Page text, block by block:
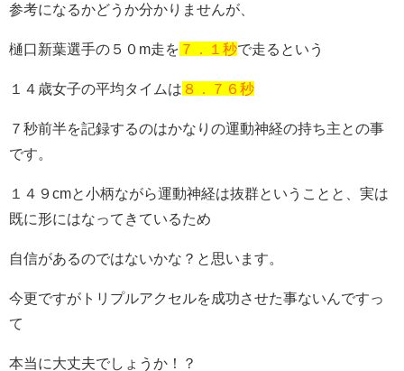
参考になるかどうか分かりませんが、
樋口新葉選手の５０m走を ７．１秒で走るという
１４歳女子の平均タイムは ８．７６秒
７秒前半を記録するのはかなりの運動神経の持ち主との事
です。
１４９cmと小柄ながら運動神経は抜群ということと、実は
既に形にはなってきているため
自信があるのではないかな？と思います。
今更ですがトリプルアクセルを成功させた事ないんですっ
て
本当に大丈夫でしょうか！？